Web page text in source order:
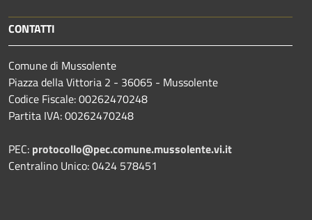
CONTATTI
Comune di Mussolente
Piazza della Vittoria 2 - 36065 - Mussolente
Codice Fiscale: 00262470248
Partita IVA: 00262470248
PEC: protocollo@pec.comune.mussolente.vi.it
Centralino Unico: 0424 578451